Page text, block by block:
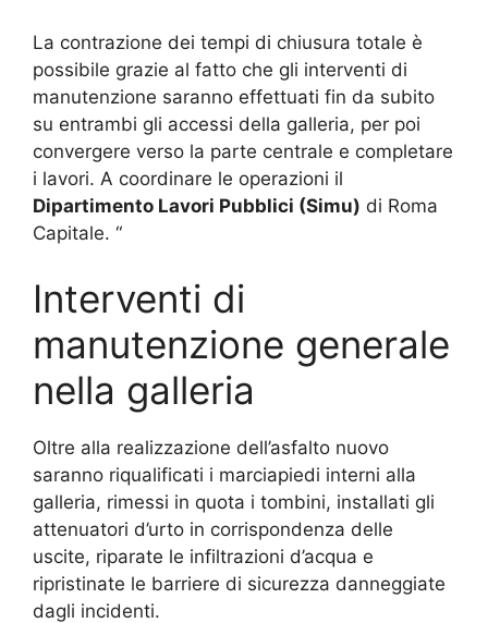
La contrazione dei tempi di chiusura totale è
possibile grazie al fatto che gli interventi di
manutenzione saranno effettuati fin da subito
su entrambi gli accessi della galleria, per poi
convergere verso la parte centrale e completare
i lavori. A coordinare le operazioni il
Dipartimento Lavori Pubblici (Simu) di Roma
Capitale. “
Interventi di
manutenzione generale
nella galleria
Oltre alla realizzazione dell’asfalto nuovo
saranno riqualificati i marciapiedi interni alla
galleria, rimessi in quota i tombini, installati gli
attenuatori d’urto in corrispondenza delle
uscite, riparate le infiltrazioni d’acqua e
ripristinate le barriere di sicurezza danneggiate
dagli incidenti.